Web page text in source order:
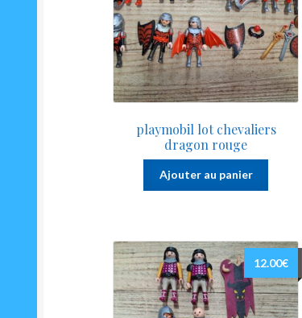
playmobil lot chevaliers
dragon rouge
Ajouter au panier
12.00€